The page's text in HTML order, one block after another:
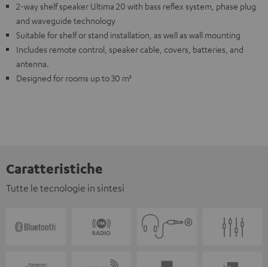
2-way shelf speaker Ultima 20 with bass reflex system, phase plug
and waveguide technology
Suitable for shelf or stand installation, as well as wall mounting
Includes remote control, speaker cable, covers, batteries, and
antenna.
Designed for rooms up to 30 m²
Caratteristiche
Tutte le tecnologie in sintesi